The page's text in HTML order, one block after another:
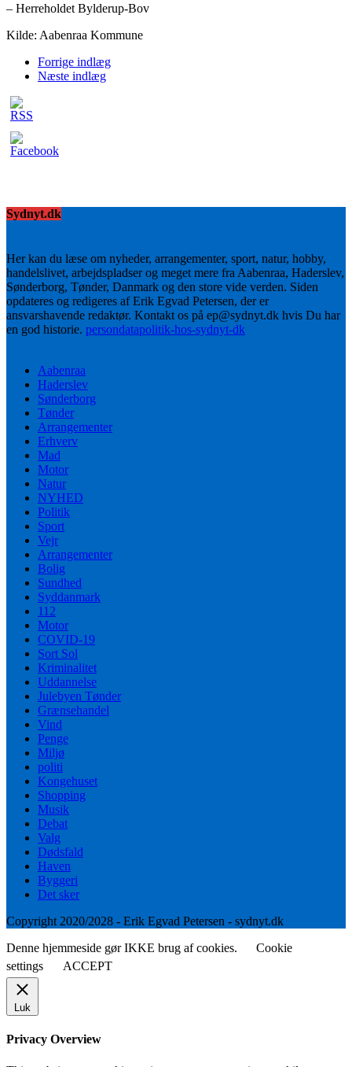
– Herreholdet Bylderup-Bov
Kilde: Aabenraa Kommune
Forrige indlæg
Næste indlæg
Sydnyt.dk
Her kan du læse om nyheder, arrangementer, sport, natur, hobby,
handelslivet, arbejdspladser og meget mere fra Aabenraa, Haderslev,
Sønderborg, Tønder, Danmark og den store vide verden. Siden
opdateres og redigeres af Erik Egvad Petersen, der er
ansvarshavende redaktør. Kontakt os på ep@sydnyt.dk hvis Du har
en god historie. persondatapolitik-hos-sydnyt-dk
Aabenraa
Haderslev
Sønderborg
Tønder
Arrangementer
Erhverv
Mad
Motor
Natur
NYHED
Politik
Sport
Vejr
Arrangementer
Bolig
Sundhed
Syddanmark
112
Motor
COVID-19
Sort Sol
Kriminalitet
Uddannelse
Julebyen Tønder
Grænsehandel
Vind
Penge
Miljø
politi
Kongehuset
Shopping
Musik
Debat
Valg
Dødsfald
Haven
Byggeri
Det sker
Copyright 2020/2028 - Erik Egvad Petersen - sydnyt.dk
Denne hjemmeside gør IKKE brug af cookies.
Cookie
settings
ACCEPT
Luk
Privacy Overview